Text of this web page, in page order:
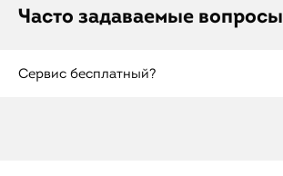
Часто задаваемые вопросы
Сервис бесплатный?